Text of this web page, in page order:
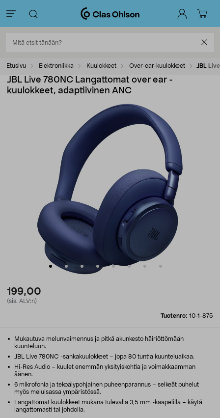
Etusivu Elektroniikka Kuulokkeet Over-ear-kuulokkeet JBL
JBL Live 780NC Langattomat over ear -
kuulokkeet, adaptiivinen ANC
199,00
(sis. ALV:n)
Tuotenro: 10-1-875
Mukautuva melunvaimennus ja pitkä akunkesto häiriöttömään
kuunteluun.
JBL Live 780NC -sankakuulokkeet – jopa 80 tuntia kuunteluaikaa.
Hi-Res Audio – kuulet enemmän yksityiskohtia ja voimakkaamman
äänen.
6 mikrofonia ja tekoälypohjainen puheenparannus – selkeät puhelut
myös meluisassa ympäristössä.
Langattomat kuulokkeet mukana tulevalla 3,5 mm -kaapelilla – käytä
langattomasti tai johdolla.